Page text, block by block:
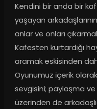
Kendini bir anda bir
yaşayan
anlar ve onları
Kafesten kurtardığı
aramak eskisinden daha
Oyunumuz içerik
sevgisini; paylaşma ve
üzerinden de